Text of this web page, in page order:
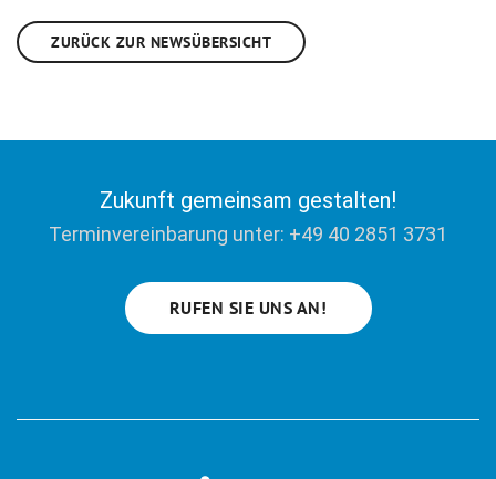
ZURÜCK ZUR NEWSÜBERSICHT
Zukunft gemeinsam gestalten!
Terminvereinbarung unter: +49 40 2851 3731
RUFEN SIE UNS AN!